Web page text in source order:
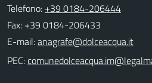
Telefono: +39 0184-206444
Fax: +39 0184-206433
E-mail:
PEC: